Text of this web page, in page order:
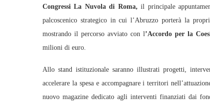
Congressi La Nuvola di Roma, il principale
palcoscenico strategico in cui l’Abruzzo porterà la
mostrando il percorso avviato con l’Accordo per la
milioni di euro.
Allo stand istituzionale saranno illustrati progetti,
accelerare la spesa e accompagnare i territori
nuovo magazine dedicato agli interventi finanziati dai